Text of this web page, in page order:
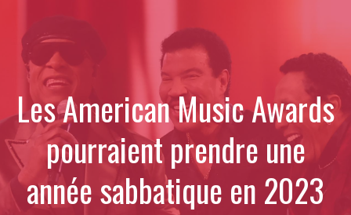
Les American Music Awards
pourraient prendre une
année sabbatique en 2023